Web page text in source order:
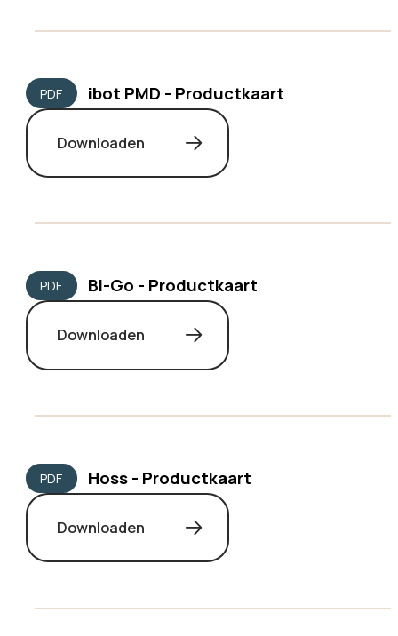
PDF ibot PMD - Productkaart
Downloaden
PDF Bi-Go - Productkaart
Downloaden
PDF Hoss - Productkaart
Downloaden